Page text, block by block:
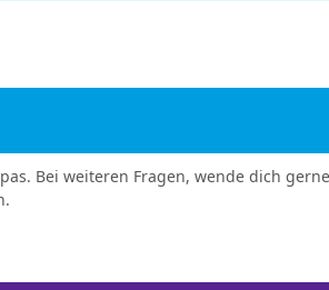
Bei weiteren Fragen, wende dich